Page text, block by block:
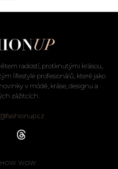
radostí, protknutými krásou,
lifestyle profesionálů, které jako
v módě, kráse, designu a
zážitcích.
WOW